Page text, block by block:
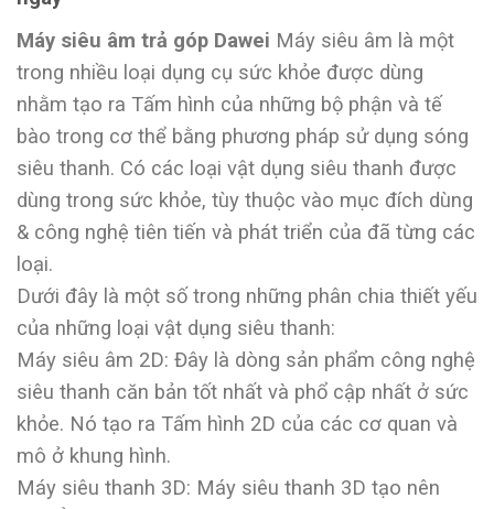
Máy siêu âm trả góp Dawei Máy siêu âm là một
trong nhiều loại dụng cụ sức khỏe được dùng
nhằm tạo ra Tấm hình của những bộ phận và tế
bào trong cơ thể bằng phương pháp sử dụng sóng
siêu thanh. Có các loại vật dụng siêu thanh được
dùng trong sức khỏe, tùy thuộc vào mục đích dùng
& công nghệ tiên tiến và phát triển của đã từng các
loại.
Dưới đây là một số trong những phân chia thiết yếu
của những loại vật dụng siêu thanh:
Máy siêu âm 2D: Đây là dòng sản phẩm công nghệ
siêu thanh căn bản tốt nhất và phổ cập nhất ở sức
khỏe. Nó tạo ra Tấm hình 2D của các cơ quan và
mô ở khung hình.
Máy siêu thanh 3D: Máy siêu thanh 3D tạo nên